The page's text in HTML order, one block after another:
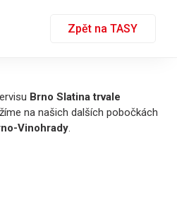
Zpět na TASY
Brno Slatina trvale
na našich dalších pobočkách
Vinohrady.